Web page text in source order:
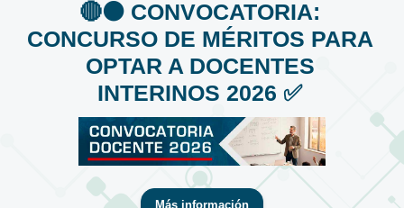
🔴⚫️ CONVOCATORIA:
CONCURSO DE MÉRITOS PARA
OPTAR A DOCENTES
INTERINOS 2026 ✅
Más información